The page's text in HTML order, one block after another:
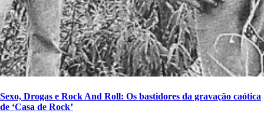
Sexo, Drogas e Rock And Roll: Os bastidores da gravação caótica
de ‘Casa de Rock’